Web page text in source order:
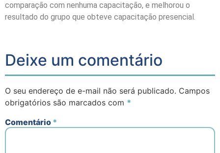
comparação com nenhuma capacitação, e melhorou o
resultado do grupo que obteve capacitação presencial.
Deixe um comentário
O seu endereço de e-mail não será publicado. Campos
obrigatórios são marcados com *
Comentário *